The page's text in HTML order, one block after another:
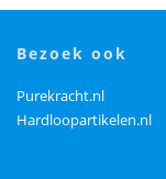
bezoek ook
Purekracht.nl
Hardloopartikelen.nl